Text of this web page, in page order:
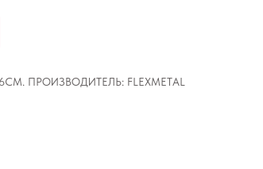
ПРОИЗВОДИТЕЛЬ: FLEXMETAL